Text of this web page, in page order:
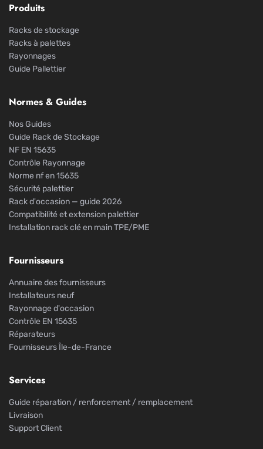
Produits
Racks de stockage
Racks à palettes
Rayonnages
Guide Pallettier
Normes & Guides
Nos Guides
Guide Rack de Stockage
NF EN 15635
Contrôle Rayonnage
Norme nf en 15635
Sécurité palettier
Rack d'occasion — guide 2026
Compatibilité et extension palettier
Installation rack clé en main TPE/PME
Fournisseurs
Annuaire des fournisseurs
Installateurs neuf
Rayonnage d'occasion
Contrôle EN 15635
Réparateurs
Fournisseurs Île-de-France
Services
Guide réparation / renforcement / remplacement
Livraison
Support Client